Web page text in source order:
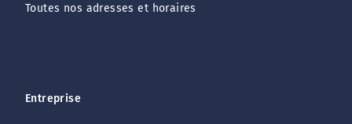
Toutes nos adresses et horaires
Entreprise